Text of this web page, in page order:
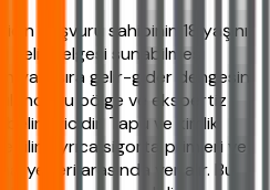
başvuru sahibinin 18 yaşını
gelir belgesi sunabilmesi
yanı sıra gelir-gider dengesini
bölge ve ekspertiz
Tapu ve kimlik
Ayrıca sigorta primleri ve
arasında yer alır. Bu